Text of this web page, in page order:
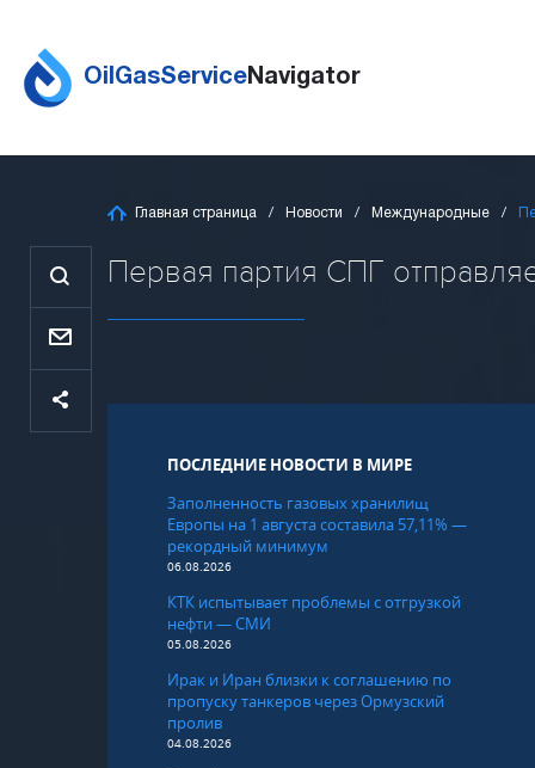
OilGasServiceNavigator
Главная страница Новости Международные
Первая партия СПГ
ПОСЛЕДНИЕ НОВОСТИ В МИРЕ
Заполненность газовых хранилищ
Европы на 1 августа составила 57,11% —
рекордный минимум
06.08.2026
КТК испытывает проблемы с отгрузкой
нефти — СМИ
05.08.2026
Ирак и Иран близки к соглашению по
пропуску танкеров через Ормузский
пролив
04.08.2026